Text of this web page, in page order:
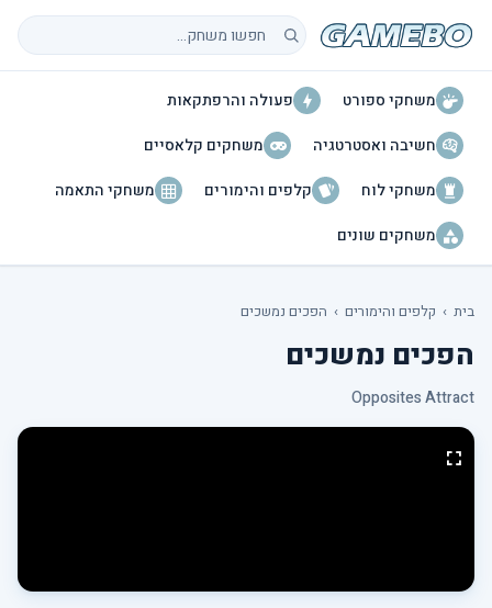
חיפוש משחקים
משחקי ספורט
פעולה והרפתקאות
חשיבה ואסטרטגיה
משחקים קלאסיים
משחקי לוח
קלפים והימורים
משחקי התאמה
משחקים שונים
בית › קלפים והימורים › הפכים נמשכים
הפכים נמשכים
Opposites Attract